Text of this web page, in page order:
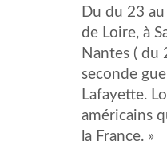
Du du 23
de Loire, à
Nantes ( du
seconde
Lafayette.
américains
la France. »